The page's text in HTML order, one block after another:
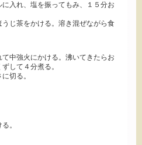
入れ、塩を振ってもみ、１５分お
じ茶をかける。溶き混ぜながら食
中強火にかける。沸いてきたらお
して４分煮る。
切る。
。